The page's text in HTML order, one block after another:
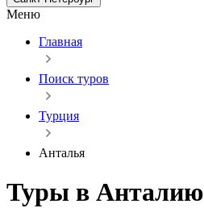
Меню
Главная
Поиск туров
Турция
Анталья
Туры в Анталию